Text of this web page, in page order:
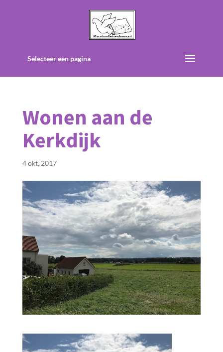
Selecteer een pagina
Wonen aan de
Kerkdijk
4 okt, 2017